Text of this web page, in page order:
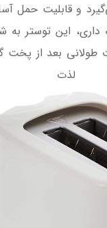
و قابلیت حمل
داری، این توستر
بعد از پخت